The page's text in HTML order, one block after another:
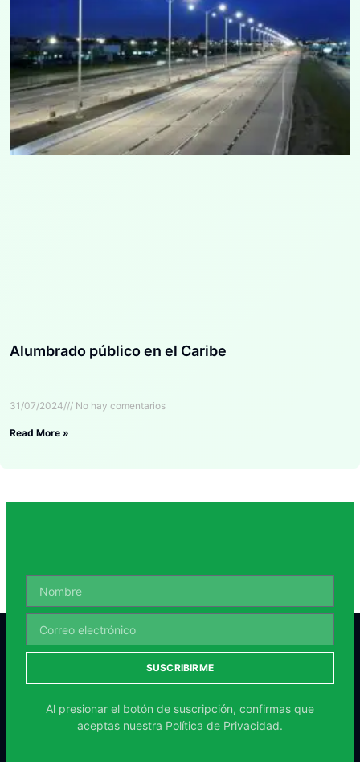
Alumbrado público en el Caribe
31/07/2024 No hay comentarios
Read More »
SUSCRIBIRME
Al presionar el botón de suscripción, confirmas que
aceptas nuestra Política de Privacidad.